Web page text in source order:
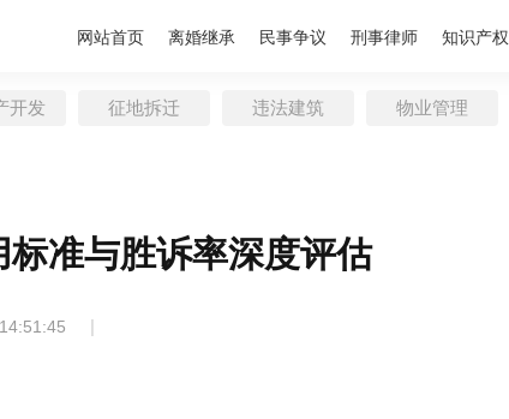
网站首页 离婚继承 民事争议 刑事律师 知识产权
开发 征地拆迁 违法建筑 物业管理
准与胜诉率深度评估
|